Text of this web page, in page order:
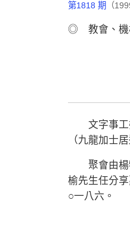
第1818 期 （
◎ 教會、機
文字事工委
（九龍加士
聚會由楊牧
榆先生任分
○一八六。